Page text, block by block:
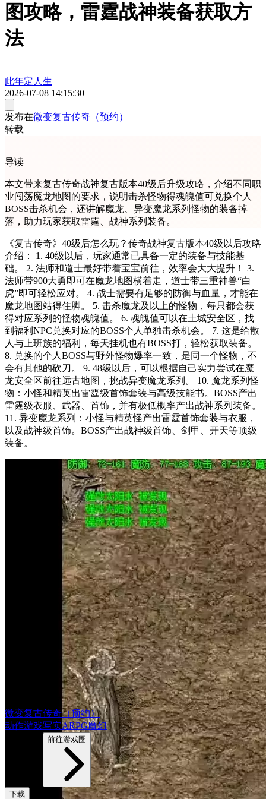
图攻略，雷霆战神装备获取方
法
此年定人生
2026-07-08 14:15:30
发布在微变复古传奇（预约）
转载
导读
本文带来复古传奇战神复古版本40级后升级攻略，介绍不同职
业闯荡魔龙地图的要求，说明击杀怪物得魂魄值可兑换个人
BOSS击杀机会，还讲解魔龙、异变魔龙系列怪物的装备掉
落，助力玩家获取雷霆、战神系列装备。
《复古传奇》40级后怎么玩？传奇战神复古版本40级以后攻略
介绍： 1. 40级以后，玩家通常已具备一定的装备与技能基
础。 2. 法师和道士最好带着宝宝前往，效率会大大提升！ 3.
法师带900大勇即可在魔龙地图横着走，道士带三重神兽“白
虎”即可轻松应对。 4. 战士需要有足够的防御与血量，才能在
魔龙地图站得住脚。 5. 击杀魔龙及以上的怪物，每只都会获
得对应系列的怪物魂魄值。 6. 魂魄值可以在土城安全区，找
到福利NPC兑换对应的BOSS个人单独击杀机会。 7. 这是给散
人与上班族的福利，每天挂机也有BOSS打，轻松获取装备。
8. 兑换的个人BOSS与野外怪物爆率一致，是同一个怪物，不
会有其他的砍刀。 9. 48级以后，可以根据自己实力尝试在魔
龙安全区前往远古地图，挑战异变魔龙系列。 10. 魔龙系列怪
物：小怪和精英出雷霆级首饰套装与高级技能书。BOSS产出
雷霆级衣服、武器、首饰，并有极低概率产出战神系列装备。
11. 异变魔龙系列：小怪与精英怪产出雷霆首饰套装与衣服，
以及战神级首饰。BOSS产出战神级首饰、剑甲、开天等顶级
装备。
微变复古传奇（预约）
动作游戏写实ARPG魔幻
前往游戏圈
下载